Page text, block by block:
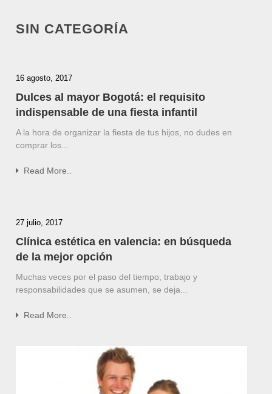
SIN CATEGORÍA
16 agosto, 2017
Dulces al mayor Bogotá: el requisito
indispensable de una fiesta infantil
A la hora de organizar la fiesta de tus hijos, no dudes en
comprar los...
Read More..
27 julio, 2017
Clínica estética en valencia: en búsqueda
de la mejor opción
Muchas veces por el paso del tiempo, trabajo y
responsabilidades que se asumen, se deja...
Read More..